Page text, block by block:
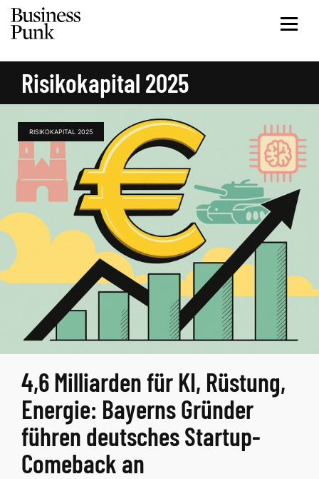
Risikokapital 2025
RISIKOKAPITAL 2025
4,6 Milliarden für KI, Rüstung,
Energie: Bayerns Gründer
führen deutsches Startup-
Comeback an